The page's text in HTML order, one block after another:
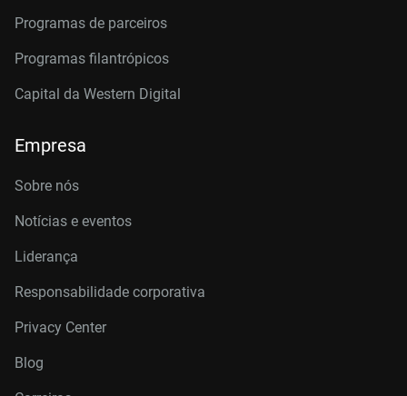
Programas de parceiros
Programas filantrópicos
Capital da Western Digital
Empresa
Sobre nós
Notícias e eventos
Liderança
Responsabilidade corporativa
Privacy Center
Blog